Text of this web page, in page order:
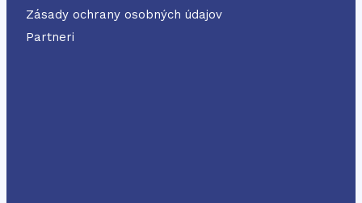
Zásady ochrany osobných údajov
Partneri